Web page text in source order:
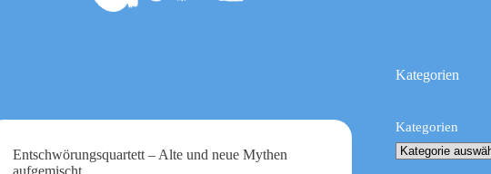
Entschwörungsquartett – Alte und neue Mythen
aufgemischt
Kategorien
Kategorien